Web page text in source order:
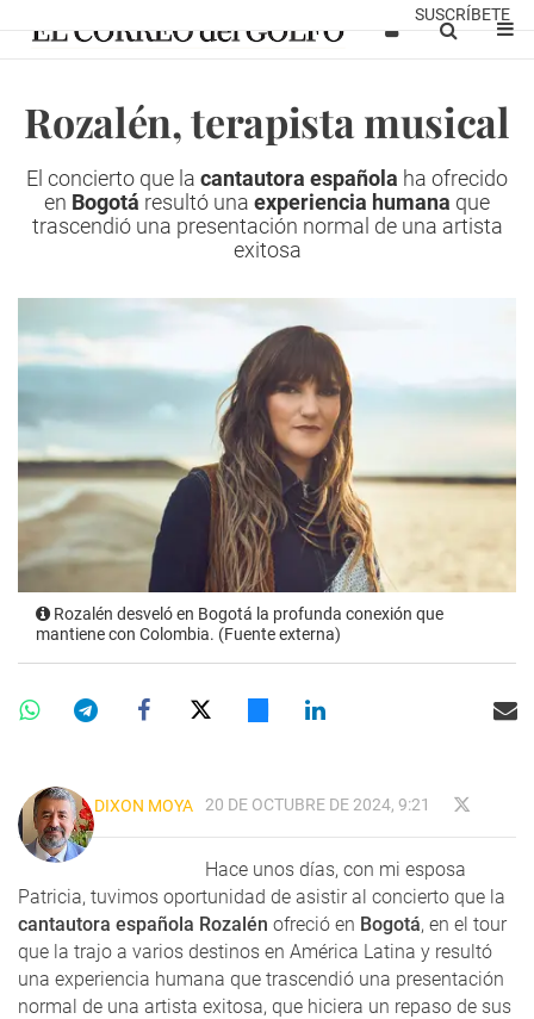
SUSCRÍBETE
Rozalén, terapista musical
El concierto que la cantautora española ha ofrecido
en Bogotá resultó una experiencia humana que
trascendió una presentación normal de una artista
exitosa
Rozalén desveló en Bogotá la profunda conexión que
mantiene con Colombia. (Fuente externa)
DIXON MOYA 20 DE OCTUBRE DE 2024, 9:21
Hace unos días, con mi esposa
Patricia, tuvimos oportunidad de asistir al concierto que la
cantautora española Rozalén ofreció en Bogotá, en el tour
que la trajo a varios destinos en América Latina y resultó
una experiencia humana que trascendió una presentación
normal de una artista exitosa, que hiciera un repaso de sus